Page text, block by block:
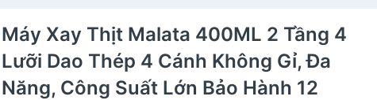
Máy Xay Thịt Malata 400ML 2 Tầng 4
Lưỡi Dao Thép 4 Cánh Không Gỉ, Đa
Năng, Công Suất Lớn Bảo Hành 12